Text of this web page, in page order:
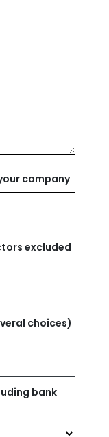
company
excluded
choices)
bank